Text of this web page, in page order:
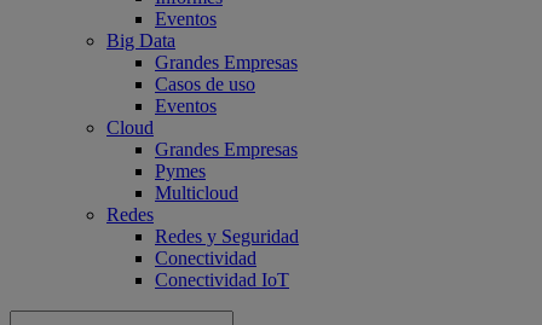
Eventos
Big Data
Grandes Empresas
Casos de uso
Eventos
Cloud
Grandes Empresas
Pymes
Multicloud
Redes
Redes y Seguridad
Conectividad
Conectividad IoT